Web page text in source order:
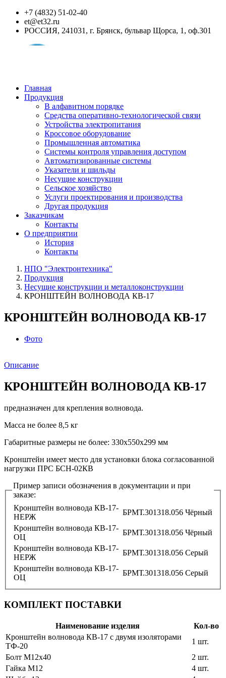
+7 (4832) 51-02-40
et@et32.ru
РОССИЯ, 241031, г. Брянск, бульвар Щорса, 1, оф.301
Главная
Продукция
В алфавитном порядке
Средства оперативно-технологической связи
Устройства электропитания
Кроссовое оборудование
Промышленная автоматика
Системы контроля управления доступом
Автоматизированные системы
Указатели и шильды
Несущие конструкции
Сельское хозяйство
Услуги проектирования и производства
Другая продукция
Заказчикам
Контакты
О предприятии
История
Контакты
НПО "Электронтехника"
Продукция
Несущие конструкции и металлоконструкции
КРОНШТЕЙН ВОЛНОВОДА КВ-17
КРОНШТЕЙН ВОЛНОВОДА КВ-17
Фото
Описание
КРОНШТЕЙН ВОЛНОВОДА КВ-17
предназначен для крепления волновода.
Масса не более 8,5 кг
Габаритные размеры не более: 330х550х299 мм
Кронштейн имеет место для установки блока согласованной
нагрузки ПРС БСН-02КВ
Пример записи обозначения в документации и при
заказе:
Кронштейн волновода КВ-17-
НЕРЖ
БРМТ.301318.056 Чёрный
Кронштейн волновода КВ-17-
ОЦ
БРМТ.301318.056 Чёрный
Кронштейн волновода КВ-17-
НЕРЖ
БРМТ.301318.056 Серый
Кронштейн волновода КВ-17-
ОЦ
БРМТ.301318.056 Серый
КОМПЛЕКТ ПОСТАВКИ
Наименование изделия
Кол-во
Кронштейн волновода КВ-17 с двумя изоляторами
ТФ-20
1 шт.
Болт М12х40
2 шт.
Гайка М12
4 шт.